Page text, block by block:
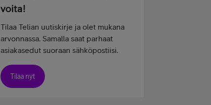
voita!
Tilaa Telian uutiskirje ja olet mukana
arvonnassa. Samalla saat parhaat
asiakasedut suoraan sähköpostiisi.
Tilaa nyt